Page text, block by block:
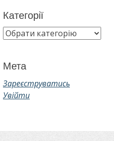
Категорії
Категорії
Мета
Зареєструватись
Увійти